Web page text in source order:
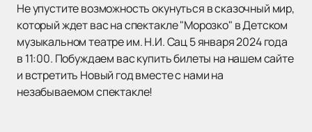
Не упустите возможность окунуться в сказочный мир,
который ждет вас на спектакле "Морозко" в Детском
музыкальном театре им. Н.И. Сац 5 января 2024 года
в 11:00. Побуждаем вас купить билеты на нашем сайте
и встретить Новый год вместе с нами на
незабываемом спектакле!